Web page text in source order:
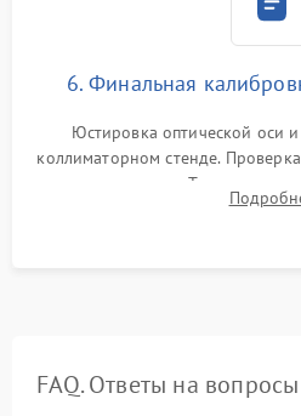
6. Финальная
Юстировка оптической оси
коллиматорном стенде.
ударном стенде.
темноте, дальности
FAQ. Ответы на вопросы